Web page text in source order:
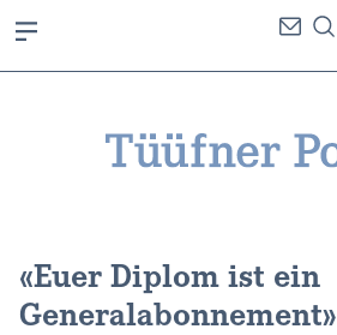
«Euer Diplom ist ein
Generalabonnement»